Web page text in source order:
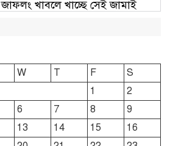
জাফলং খাবলে খাচ্ছে সেই জামাই
ছাতকে রুহুল আমীন ফাউন্ডেশনের
শীতবস্ত্র বিতরণ
দোয়ারাবাজারে নামে-বেনামে চলছে
খাসজমি দখলের প্রতিযোগিতা : নির্লিপ্ত
W T F
S
1
2
6 7 8
9
13 14 15
16